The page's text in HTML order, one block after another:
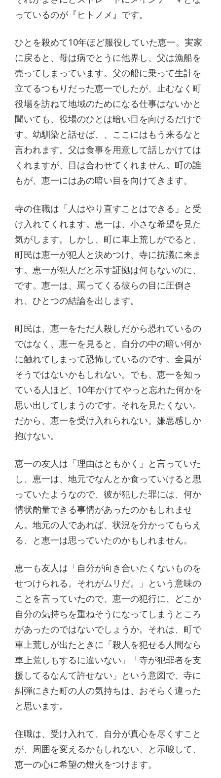
っているのが『ヒトノメ』です。
ひとを殺めて10年ほど服役していた恵一。実家
に戻ると、母は病でとうに他界し、父は漁船を
売ってしまっています。父の船に乗って生計を
立てるつもりだった恵一でしたが、止むなく町
役場を訪ねて地域のためになる仕事はないかと
聞いても、役場のひとは暗い目を向けるだけで
す。幼馴染と話せば、、ここにはもう来るなと
言われます。父は食事を用意して話しかけては
くれますが、目は合わせてくれません。町の誰
もが、恵一にはあの暗い目を向けてきます。
寺の住職は「人はやり直すことはできる」と受
け入れてくれます。恵一は、小さな希望を見た
気がします。しかし、町に車上荒しがでると、
町民は恵一が犯人と決めつけ、寺に抗議に来ま
す。恵一が犯人だと示す証拠は何もないのに、
です。恵一は、罵ってくる彼らの目に圧倒さ
れ、ひとつの結論を出します。
町民は、恵一をただ人殺しだから恐れているの
ではなく、恵一を見ると、自分の中の暗い何か
に触れてしまって恐怖しているのです。全員が
そうではないかもしれない。でも、恵一を知っ
ている人ほど、10年かけてやっと忘れた何かを
思い出してしまうのです。それを見たくない。
だから、恵一を受け入れられない。嫌悪感しか
抱けない。
恵一の友人は「理由はともかく」と言っていた
し、恵一は、地元でなんとか食っていけると思
っていたようなので、彼が犯した罪には、何か
情状酌量できる事情があったのかもしれませ
ん。地元の人であれば、状況を分かってもらえ
る、と恵一は思っていたのかもしれません。
恵一も友人は「自分が向き合いたくないものを
せつけられる。それがムリだ。」という意味の
ことを言っていたので、恵一の犯行に、どこか
自分の気持ちを重ねそうになってしまうところ
があったのではないでしょうか。それは、町で
車上荒しが出たときに「殺人を犯せる人間なら
車上荒しもするに違いない」「寺が犯罪者を支
援してるなんて許せない」という意図で、寺に
糾弾にきた町の人の気持ちは、おそらく違った
と思います。
住職は、受け入れて、自分が真心を尽くすこと
が、周囲を変えるかもしれない、と示唆して、
恵一の心に希望の燈火をつけます。